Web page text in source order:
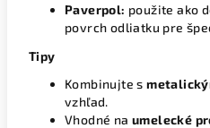
Paverpol: použite ako
povrch odliatku pre
Tipy
Kombinujte s
vzhľad.
Vhodné na umelecké